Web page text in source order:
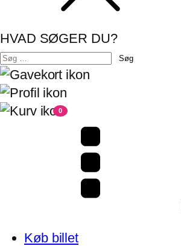
HVAD SØGER DU?
Søg
efter:
0
Køb billet